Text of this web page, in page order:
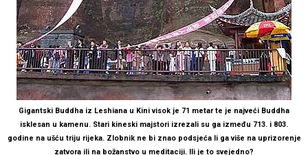
Gigantski Buddha iz Leshiana u Kini visok je 71 metar te je najveći Buddha
isklesan u kamenu. Stari kineski majstori izrezali su ga između 713. i 803.
godine na ušću triju rijeka. Zlobnik ne bi znao podsjeća li ga više na uprizorenje
zatvora ili na božanstvo u meditaciji. Ili je to svejedno?